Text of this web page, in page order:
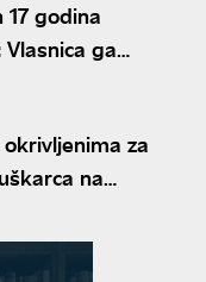
godina
ga
je ugledala
za
na